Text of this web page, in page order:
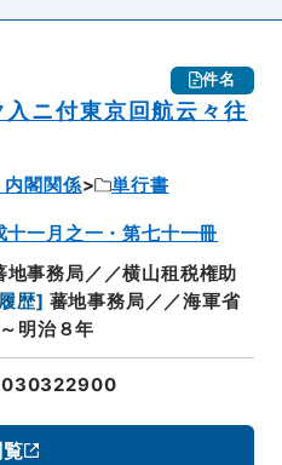
件名
ニ付東京回航云々往
内閣関係
単行書
一月之一・第七十一冊
地事務局／／横山租税権助
歴] 蕃地事務局／／海軍省
明治８年
覧